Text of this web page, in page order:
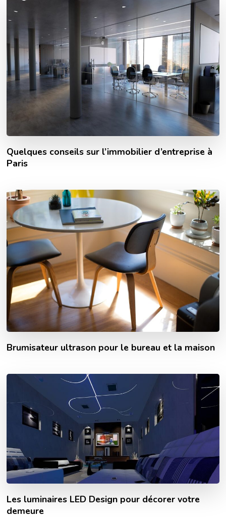
Quelques conseils sur l’immobilier d’entreprise à
Paris
Brumisateur ultrason pour le bureau et la maison
Les luminaires LED Design pour décorer votre
demeure